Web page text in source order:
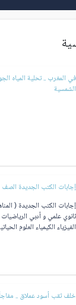
في المغرب .. تحلية المياه
الشمسية
إجابات الكتب الجديدة الصف
إجابات الكتب الجديدة (
ثانوي علمي و أدبي
الفيزياء الكيمياء العلوم
خلف ثقب أسود عملاق ..